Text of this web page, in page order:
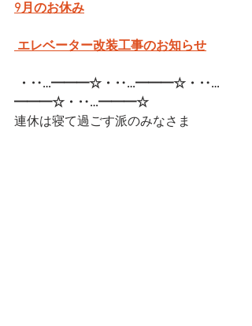
9月のお休み
エレベーター改装工事のお知らせ
・‥…━━━☆・‥…━━━☆・‥…
━━━☆・‥…━━━☆
連休は寝て過ごす派のみなさま